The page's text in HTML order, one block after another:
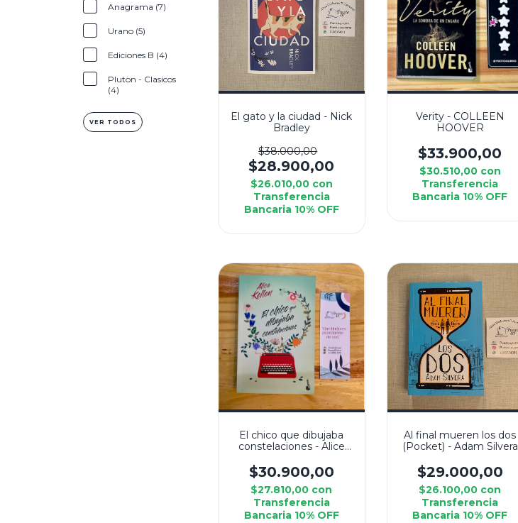
Anagrama (7)
Urano (5)
Ediciones B (4)
Pluton - Clasicos
(4)
VER TODOS
El gato y la ciudad - Nick
Bradley
$38.000,00
$28.900,00
$26.010,00 con
Transferencia
Bancaria 10% OFF
Verity - COLLEEN
HOOVER
$33.900,00
$30.510,00 con
Transferencia
Bancaria 10% OFF
El chico que dibujaba
constelaciones - Alice
$30.900,00
$27.810,00 con
Transferencia
Bancaria 10% OFF
Al final mueren los dos
(Pocket) - Adam Silvera
$29.000,00
$26.100,00 con
Transferencia
Bancaria 10% OFF